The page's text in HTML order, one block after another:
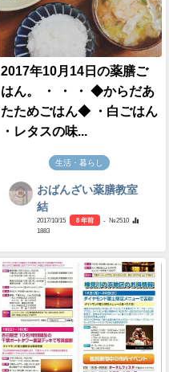
2017年10月14日の薬膳ご
はん。 ・ ・ ・ ◆からだあ
たためごはん◆ ・白ごはん
・レタスの味...
生活・暮らし
おばんざい薬膳教室
結
2017/10/15 8 年前
- №2510
1883